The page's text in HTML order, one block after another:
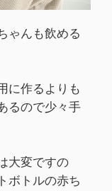
ゃんも飲める
に作るよりも
るので少々手
大変ですの
ボトルの赤ち